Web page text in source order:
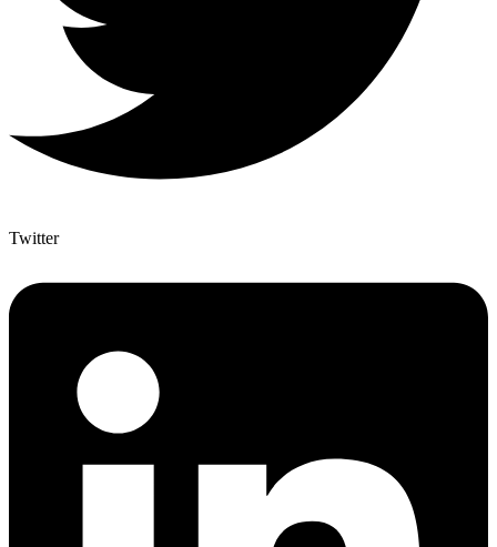
Twitter